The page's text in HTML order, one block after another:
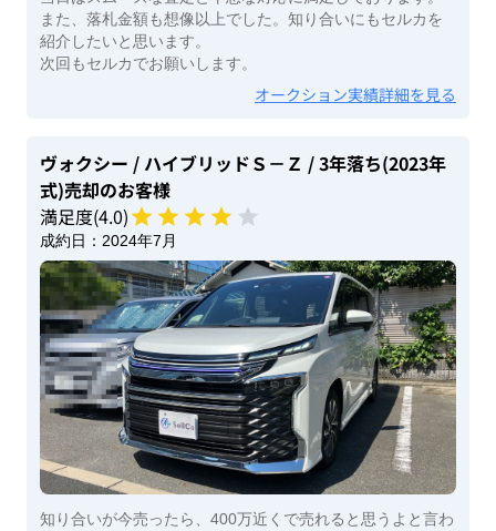
また、落札金額も想像以上でした。知り合いにもセルカを
紹介したいと思います。
次回もセルカでお願いします。
オークション実績詳細を見る
ヴォクシー / ハイブリッドＳ－Ｚ / 3年落ち(2023年
式)売却のお客様
満足度(4.0)
成約日： 2024年7月
知り合いが今売ったら、400万近くで売れると思うよと言わ